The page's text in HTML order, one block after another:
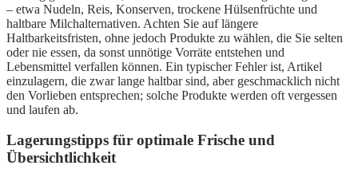
– etwa Nudeln, Reis, Konserven, trockene Hülsenfrüchte und
haltbare Milchalternativen. Achten Sie auf längere
Haltbarkeitsfristen, ohne jedoch Produkte zu wählen, die Sie selten
oder nie essen, da sonst unnötige Vorräte entstehen und
Lebensmittel verfallen können. Ein typischer Fehler ist, Artikel
einzulagern, die zwar lange haltbar sind, aber geschmacklich nicht
den Vorlieben entsprechen; solche Produkte werden oft vergessen
und laufen ab.
Lagerungstipps für optimale Frische und
Übersichtlichkeit